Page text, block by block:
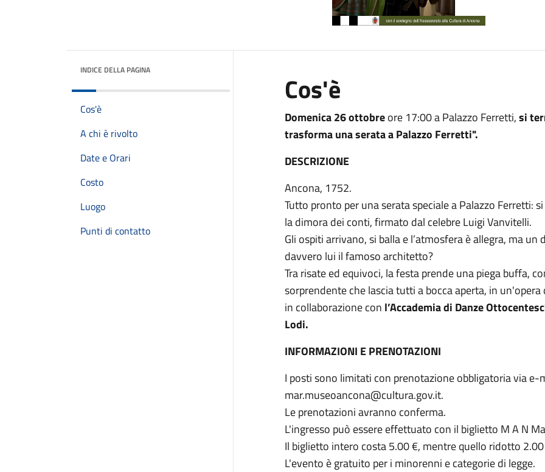
INDICE DELLA PAGINA
Cos'è
A chi è rivolto
Date e Orari
Costo
Luogo
Punti di contatto
Cos'è
Domenica 26 ottobreore 17:00 a Palazzo Ferretti,si
trasforma una serata a Palazzo Ferretti".
DESCRIZIONE
Ancona, 1752.
Tutto pronto per una serata speciale a Palazzo Ferretti:
la dimora dei conti, firmato dal celebre Luigi Vanvitelli.
Gli ospiti arrivano, si balla e l’atmosfera è allegra, ma
davvero lui il famoso architetto?
Tra risate ed equivoci, la festa prende una piega buffa,
sorprendente che lascia tutti a bocca aperta, in
in collaborazione con l’Accademia di Danze
Lodi.
INFORMAZIONI E PRENOTAZIONI
I posti sono limitati con prenotazione obbligatoria via
mar.museoancona@cultura.gov.it.
Le prenotazioni avranno conferma.
L'ingresso può essere effettuato con il biglietto M A N
Il biglietto intero costa 5.00 €, mentre quello ridotto
L'evento è gratuito per i minorenni e categorie di legge.